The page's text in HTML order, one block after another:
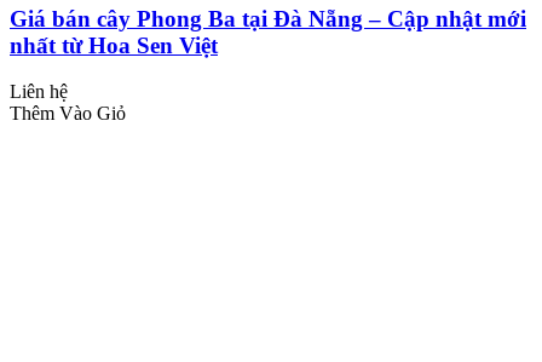
Giá bán cây Phong Ba tại Đà Nẵng – Cập nhật mới
nhất từ Hoa Sen Việt
Liên hệ
Thêm Vào Giỏ